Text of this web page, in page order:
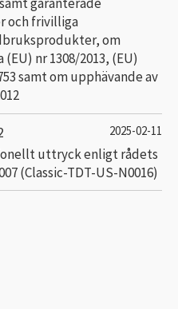
och frivilliga
om
nr 1308/2013, (EU)
samt om upphävande av
2025-02-11
uttryck enligt rådets
(Classic-TDT-US-N0016)